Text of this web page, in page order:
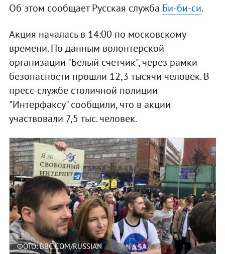
Об этом сообщает Русская служба Би-би-си.
Акция началась в 14:00 по московскому
времени. По данным волонтерской
организации "Белый счетчик", через рамки
безопасности прошли 12,3 тысячи человек. В
пресс-службе столичной полиции
"Интерфаксу" сообщили, что в акции
участвовали 7,5 тыс. человек.
ФОТО: BBC.COM/RUSSIAN